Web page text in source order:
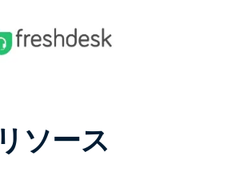
リソース